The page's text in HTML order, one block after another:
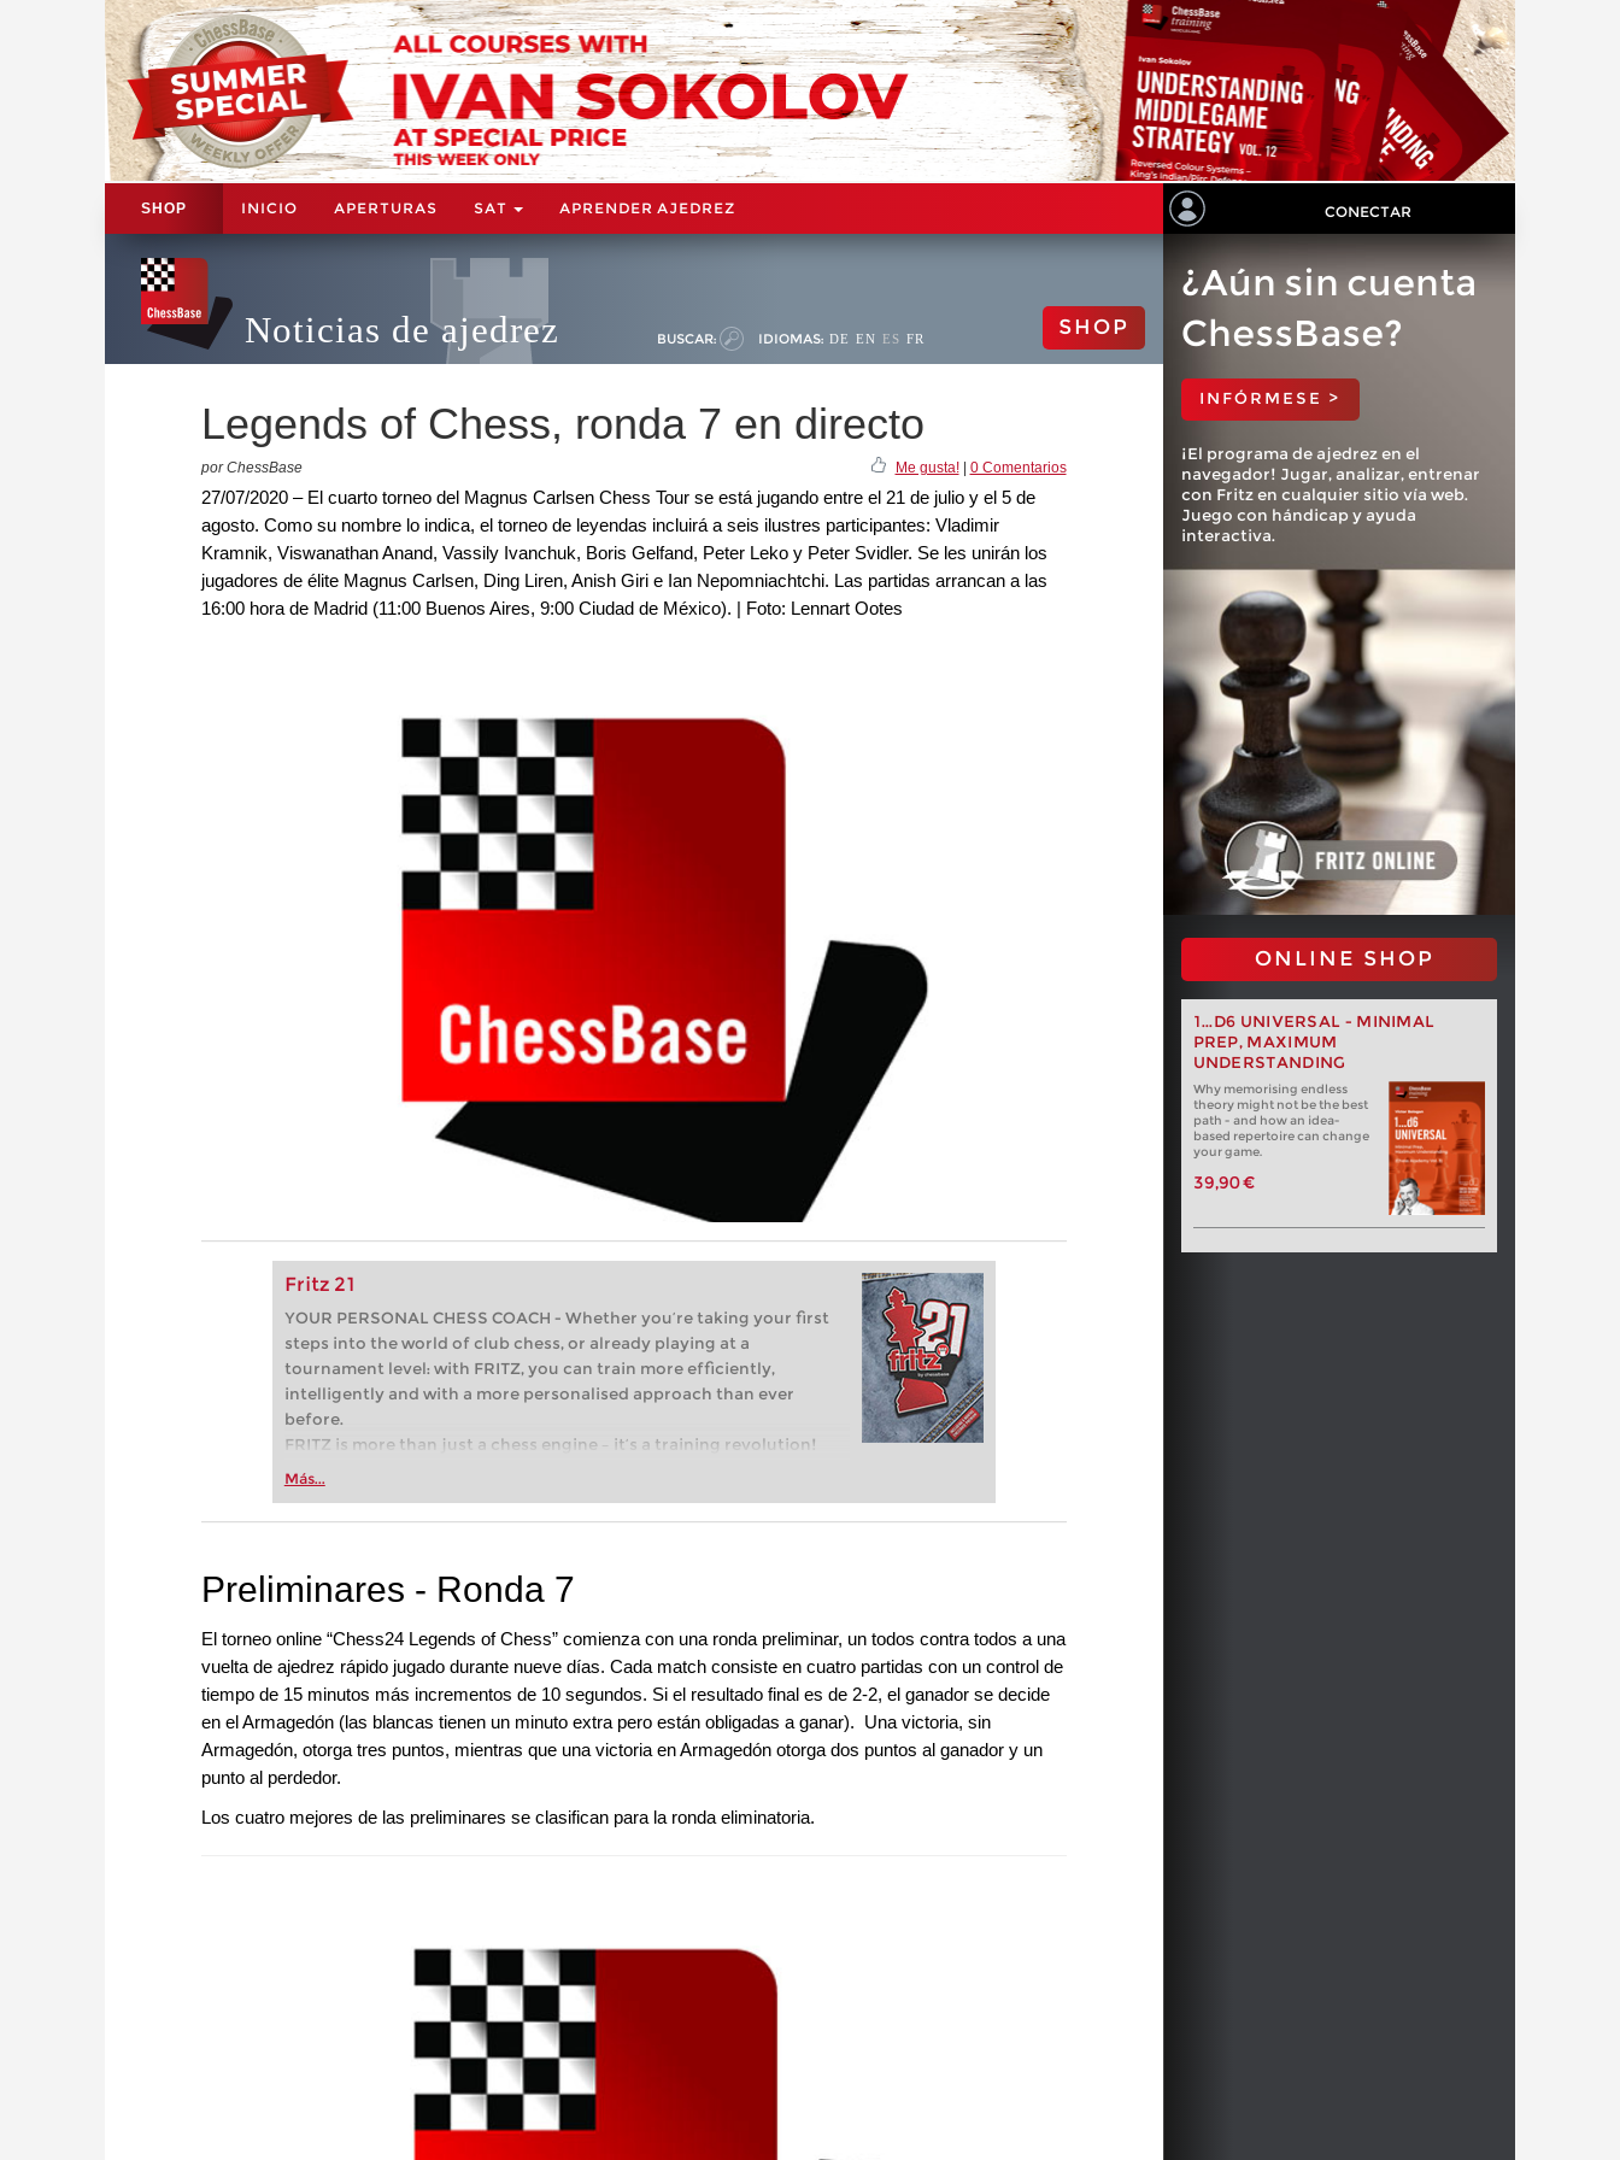
SHOP INICIO APERTURAS SAT APRENDER AJEDREZ CONECTAR
Noticias de ajedrez BUSCAR: IDIOMAS: DE EN ES FR SHOP
Legends of Chess, ronda 7 en directo
por ChessBase Me gusta!| 0 Comentarios
27/07/2020 – El cuarto torneo del Magnus Carlsen Chess Tour se está jugando entre el 21 de julio y el 5 de
agosto. Como su nombre lo indica, el torneo de leyendas incluirá a seis ilustres participantes: Vladimir
Kramnik, Viswanathan Anand, Vassily Ivanchuk, Boris Gelfand, Peter Leko y Peter Svidler. Se les unirán los
jugadores de élite Magnus Carlsen, Ding Liren, Anish Giri e Ian Nepomniachtchi. Las partidas arrancan a las
16:00 hora de Madrid (11:00 Buenos Aires, 9:00 Ciudad de México). | Foto: Lennart Ootes
Fritz 21
YOUR PERSONAL CHESS COACH - Whether you’re taking your first
steps into the world of club chess, or already playing at a
tournament level: with FRITZ, you can train more efficiently,
intelligently and with a more personalised approach than ever
before.
FRITZ is more than just a chess engine – it’s a training revolution!
Whether you’re taking your first steps into the world of club chess,
more efficiently, intelligently and with a more personalised
Más...
¿Aún sin cuenta
ChessBase?
INFÓRMESE >
¡El programa de ajedrez en el
navegador! Jugar, analizar, entrenar
con Fritz en cualquier sitio vía web.
Juego con hándicap y ayuda
interactiva.
ONLINE SHOP
1...D6 UNIVERSAL - MINIMAL
PREP, MAXIMUM
UNDERSTANDING
Why memorising endless
theory might not be the best
path - and how an idea-
based repertoire can change
your game.
39,90 €
Preliminares - Ronda 7
El torneo online “Chess24 Legends of Chess” comienza con una ronda preliminar, un todos contra todos a una
vuelta de ajedrez rápido jugado durante nueve días. Cada match consiste en cuatro partidas con un control de
tiempo de 15 minutos más incrementos de 10 segundos. Si el resultado final es de 2-2, el ganador se decide
en el Armagedón (las blancas tienen un minuto extra pero están obligadas a ganar). Una victoria, sin
Armagedón, otorga tres puntos, mientras que una victoria en Armagedón otorga dos puntos al ganador y un
punto al perdedor.
Los cuatro mejores de las preliminares se clasifican para la ronda eliminatoria.